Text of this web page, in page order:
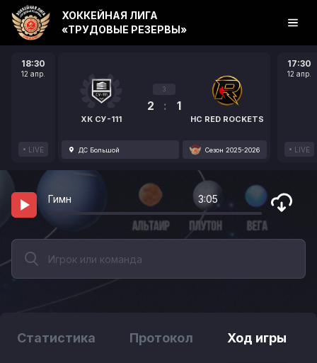
18:30
12 апр.
LIVE
ХК СУ-111
3
2 : 1
HC RED ROCKETS
ДС Большой Сезон 2025-2026
17:30
12 апр.
LIVE
ХОККЕЙНАЯ ЛИГА
«ТРУДОВЫЕ РЕЗЕРВЫ»
Гимн 3:05
Статистика Протокол Ход игры